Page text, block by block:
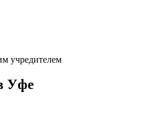
учредителем
Уфе